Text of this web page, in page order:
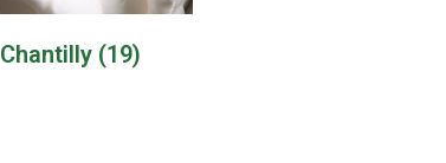
Chantilly (19)